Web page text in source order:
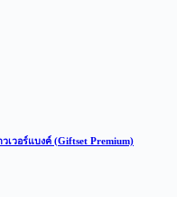
เวอร์แบงค์ (Giftset Premium)